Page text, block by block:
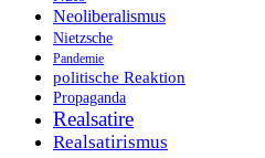
Neoliberalismus
Nietzsche
Pandemie
politische Reaktion
Propaganda
Realsatire
Realsatirismus